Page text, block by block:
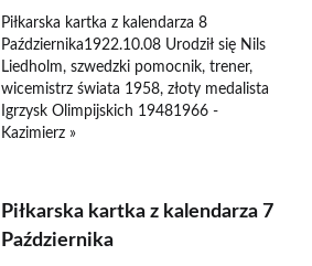
Piłkarska kartka z kalendarza 8
Października1922.10.08 Urodził się Nils
Liedholm, szwedzki pomocnik, trener,
wicemistrz świata 1958, złoty medalista
Igrzysk Olimpijskich 19481966 -
Kazimierz »
Piłkarska kartka z kalendarza 7
Października